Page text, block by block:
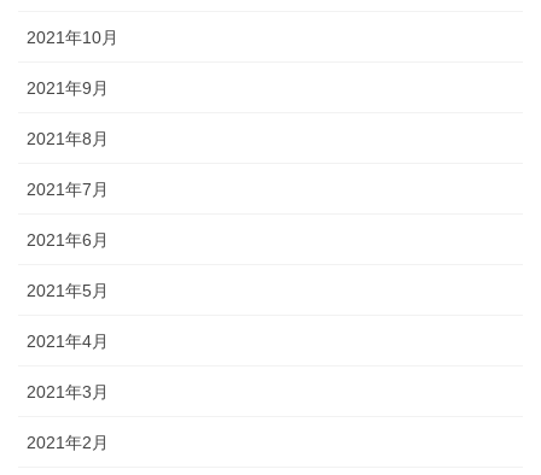
2021年10月
2021年9月
2021年8月
2021年7月
2021年6月
2021年5月
2021年4月
2021年3月
2021年2月